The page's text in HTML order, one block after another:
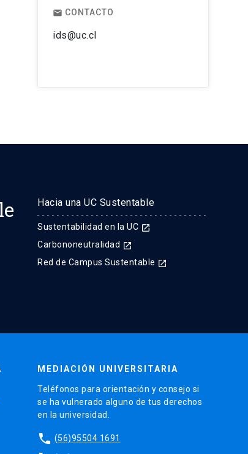
email CONTACTO
ids@uc.cl
Hacia una UC Sustentable
Sustentabilidad en la UC launch
Carbononeutralidad launch
Red de Campus Sustentable launch
MEDIACIÓN UNIVERSITARIA
Teléfonos para orientación y consejo si
se ha vulnerado alguno de tus derechos
en la universidad.
phone (56)95504 1691